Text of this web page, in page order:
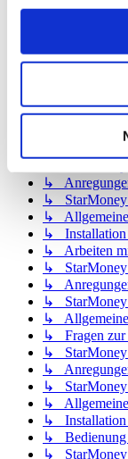
↳ Allgemeine
↳ Installation
↳ StarMoney
↳
↳ Allgemeine
↳ Installation
↳ Bedienung
↳
↳ StarMoney
↳ Allgemeine
↳ Installation
↳ Arbeiten
↳ StarMoney
↳
↳ StarMoney
↳ Allgemeine
↳ Fragen zur
↳ StarMoney
↳
↳ StarMoney
↳ Allgemeine
↳ Installation
↳ Bedienung
↳ StarMoney